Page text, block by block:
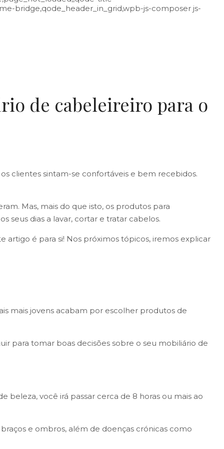
bridge,qode_header_in_grid,wpb-js-composer js-
de cabeleireiro para o
clientes sintam-se confortáveis e bem recebidos.
Mas, mais do que isto, os produtos para
seus dias a lavar, cortar e tratar cabelos.
artigo é para si! Nos próximos tópicos, iremos explicar
mais jovens acabam por escolher produtos de
para tomar boas decisões sobre o seu mobiliário de
você irá passar cerca de 8 horas ou mais ao
e ombros, além de doenças crónicas como